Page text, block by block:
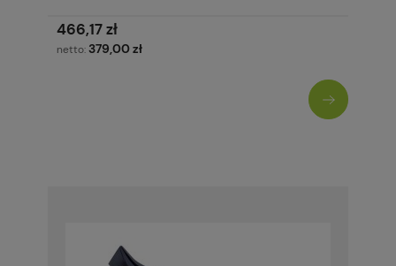
466,17 zł
netto:379,00 zł